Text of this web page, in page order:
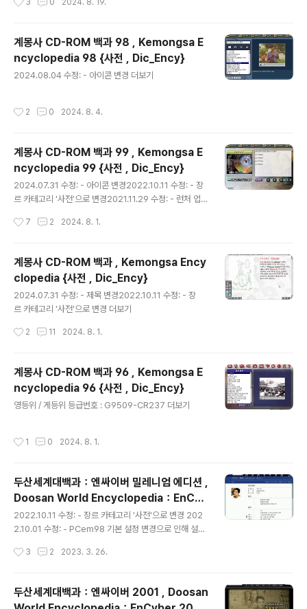
3 0 2024. 8. 19.
계몽사 CD-ROM 백과 98 , Kemongsa E
ncyclopedia 98 {사전 , Dic_Ency}
2024.08.04 수정: - 아이콘 변경 더보기
2 0 2024. 8. 4.
계몽사 CD-ROM 백과 99 , Kemongsa E
ncyclopedia 99 {사전 , Dic_Ency}
2024.07.31 수정: - 아이콘 변경2022.10.11 수정: - 장
르 카테고리 '사전'으로 변경2021.11.29 수정: - 런처 업데
7 2 2024. 8. 1.
계몽사 CD-ROM 백과 , Kemongsa Ency
clopedia {사전 , Dic_Ency}
2024.07.31 수정: - 제목 변경2022.10.11 수정: - 장
르 카테고리 '사전'으로 변경 더보기
2 11 2024. 8. 1.
계몽사 CD-ROM 백과 96 , Kemongsa E
ncyclopedia 96 {사전 , Dic_Ency}
영등위 / 게등위 등급번호 : G9509-CR237 더보기
1 0 2024. 8. 1.
두산세계대백과：엔싸이버 밀레니엄 에디션 ,
Doosan World Encyclopedia：EnCyb
er Millenium Edition {사전 , Dic_Ency}
2022.10.11 수정: - 장르 카테고리 '사전'으로 변경 202
2.10.01 수정: - PCem98 기본 설정 변경으로 인해 설정
현상 수정 =============================
3 2 2023. 3. 26.
두산세계대백과：엔싸이버 2001 , Doosan